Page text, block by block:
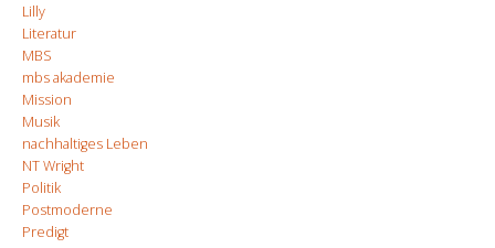
Lilly
Literatur
MBS
mbs akademie
Mission
Musik
nachhaltiges Leben
NT Wright
Politik
Postmoderne
Predigt